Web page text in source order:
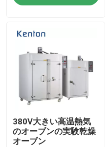
サーモスタットの定温器
冷却の定温器
気候上部屋
380V大きい高温熱気
のオーブンの実験乾燥
オーブン